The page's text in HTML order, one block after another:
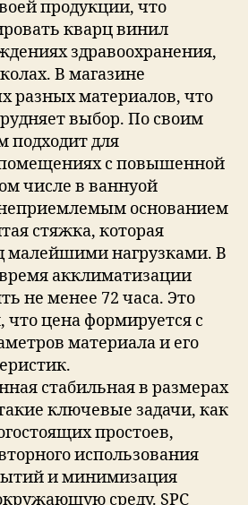
продукции, что
кварц винил
здравоохранения,
В магазине
разных материалов, что
выбор. По своим
подходит для
с повышенной
числе в ваннуой
основанием
стяжка, которая
малейшими нагрузками. В
акклиматизации
не менее 72 часа. Это
что цена формируется с
материала и его
стабильная в размерах
ключевые задачи, как
простоев,
использования
и минимизация
среду. SPC